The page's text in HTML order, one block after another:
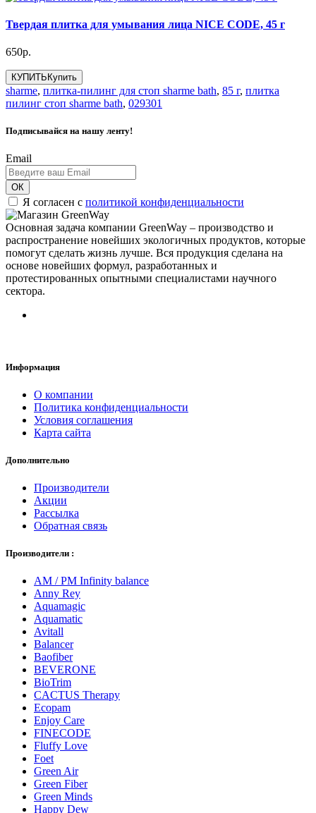
Твердая плитка для умывания лица NICE CODE, 45 г
650р.
КУПИТЬ Купить
sharme, плитка-пилинг для стоп sharme bath, 85 г, плитка
пилинг стоп sharme bath, 029301
Подписывайся на нашу ленту!
Email
ОК
Я согласен с политикой конфиденциальности
Основная задача компании GreenWay – производство и
распространение новейших экологичных продуктов, которые
помогут сделать жизнь лучше. Вся продукция сделана на
основе новейших формул, разработанных и
протестированных опытными специалистами научного
сектора.
Информация
О компании
Политика конфиденциальности
Условия соглашения
Карта сайта
Дополнительно
Производители
Акции
Рассылка
Обратная связь
Производители :
AM / PM Infinity balance
Anny Rey
Aquamagic
Aquamatic
Avitall
Balancer
Baofiber
BEVERONE
BioTrim
CACTUS Therapy
Ecopam
Enjoy Care
FINECODE
Fluffy Love
Foet
Green Air
Green Fiber
Green Minds
Happy Dew